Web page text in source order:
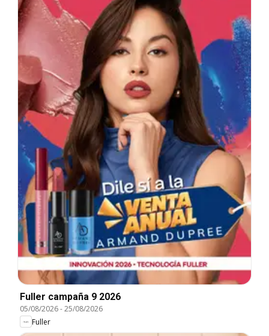
Fuller campaña 9 2026
05/08/2026-25/08/2026
Fuller